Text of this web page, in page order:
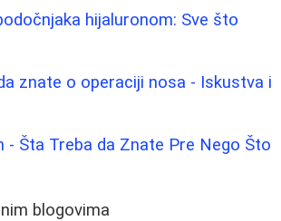
hijaluronom: Sve što
znate o operaciji nosa - Iskustva i
- Šta Treba da Znate Pre Nego Što
blogovima